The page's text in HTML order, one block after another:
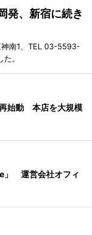
発、新宿に続き
神南1、TEL 03-5593-
。
始動 本店を大規模
」 運営会社オフィ